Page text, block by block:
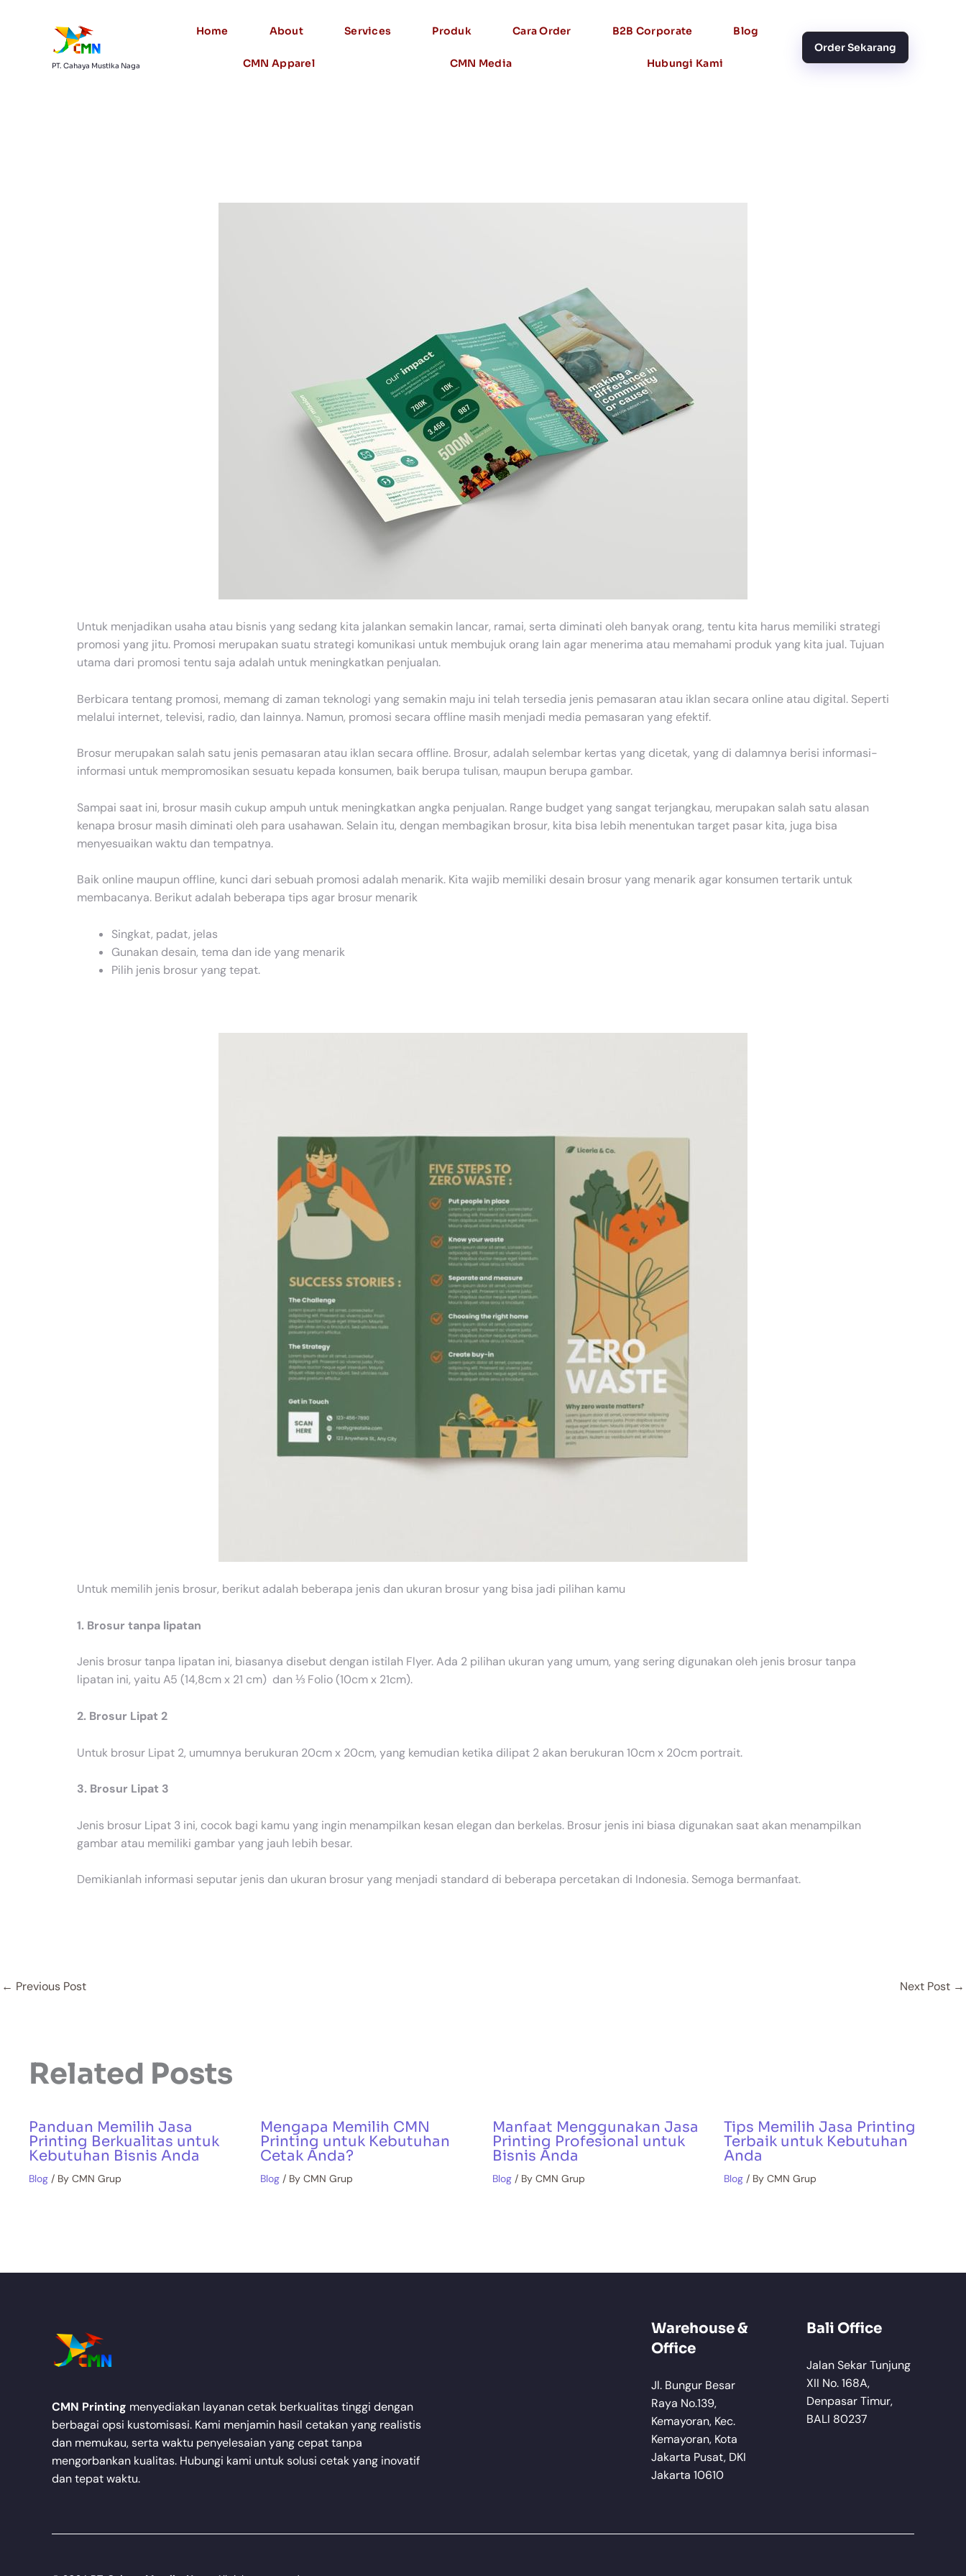
PT. Cahaya Mustika Naga
Home About Services Produk Cara Order B2B Corporate Blog
CMN Apparel CMN Media Hubungi Kami
Order Sekarang
Untuk menjadikan usaha atau bisnis yang sedang kita jalankan semakin lancar, ramai, serta diminati oleh banyak orang, tentu kita harus memiliki strategi
promosi yang jitu. Promosi merupakan suatu strategi komunikasi untuk membujuk orang lain agar menerima atau memahami produk yang kita jual. Tujuan
utama dari promosi tentu saja adalah untuk meningkatkan penjualan.
Berbicara tentang promosi, memang di zaman teknologi yang semakin maju ini telah tersedia jenis pemasaran atau iklan secara online atau digital. Seperti
melalui internet, televisi, radio, dan lainnya. Namun, promosi secara offline masih menjadi media pemasaran yang efektif.
Brosur merupakan salah satu jenis pemasaran atau iklan secara offline. Brosur, adalah selembar kertas yang dicetak, yang di dalamnya berisi informasi-
informasi untuk mempromosikan sesuatu kepada konsumen, baik berupa tulisan, maupun berupa gambar.
Sampai saat ini, brosur masih cukup ampuh untuk meningkatkan angka penjualan. Range budget yang sangat terjangkau, merupakan salah satu alasan
kenapa brosur masih diminati oleh para usahawan. Selain itu, dengan membagikan brosur, kita bisa lebih menentukan target pasar kita, juga bisa
menyesuaikan waktu dan tempatnya.
Baik online maupun offline, kunci dari sebuah promosi adalah menarik. Kita wajib memiliki desain brosur yang menarik agar konsumen tertarik untuk
membacanya. Berikut adalah beberapa tips agar brosur menarik
Singkat, padat, jelas
Gunakan desain, tema dan ide yang menarik
Pilih jenis brosur yang tepat.
Untuk memilih jenis brosur, berikut adalah beberapa jenis dan ukuran brosur yang bisa jadi pilihan kamu
1. Brosur tanpa lipatan
Jenis brosur tanpa lipatan ini, biasanya disebut dengan istilah Flyer. Ada 2 pilihan ukuran yang umum, yang sering digunakan oleh jenis brosur tanpa
lipatan ini, yaitu A5 (14,8cm x 21 cm) dan ⅓ Folio (10cm x 21cm).
2. Brosur Lipat 2
Untuk brosur Lipat 2, umumnya berukuran 20cm x 20cm, yang kemudian ketika dilipat 2 akan berukuran 10cm x 20cm portrait.
3. Brosur Lipat 3
Jenis brosur Lipat 3 ini, cocok bagi kamu yang ingin menampilkan kesan elegan dan berkelas. Brosur jenis ini biasa digunakan saat akan menampilkan
gambar atau memiliki gambar yang jauh lebih besar.
Demikianlah informasi seputar jenis dan ukuran brosur yang menjadi standard di beberapa percetakan di Indonesia. Semoga bermanfaat.
← Previous Post Next Post →
Related Posts
Panduan Memilih Jasa
Printing Berkualitas untuk
Kebutuhan Bisnis Anda
Blog / By CMN Grup
Mengapa Memilih CMN
Printing untuk Kebutuhan
Cetak Anda?
Blog / ByCMN Grup
Manfaat Menggunakan Jasa
Printing Profesional untuk
Bisnis Anda
Blog/ By CMN Grup
Tips Memilih Jasa Printing
Terbaik untuk Kebutuhan
Anda
Blog/ By CMN Grup
CMN Printing menyediakan layanan cetak berkualitas tinggi dengan
berbagai opsi kustomisasi. Kami menjamin hasil cetakan yang realistis
dan memukau, serta waktu penyelesaian yang cepat tanpa
mengorbankan kualitas. Hubungi kami untuk solusi cetak yang inovatif
dan tepat waktu.
Warehouse &
Office
Jl. Bungur Besar
Raya No.139,
Kemayoran, Kec.
Kemayoran, Kota
Jakarta Pusat, DKI
Jakarta 10610
Bali Office
Jalan Sekar Tunjung
XII No. 168A,
Denpasar Timur,
BALI 80237